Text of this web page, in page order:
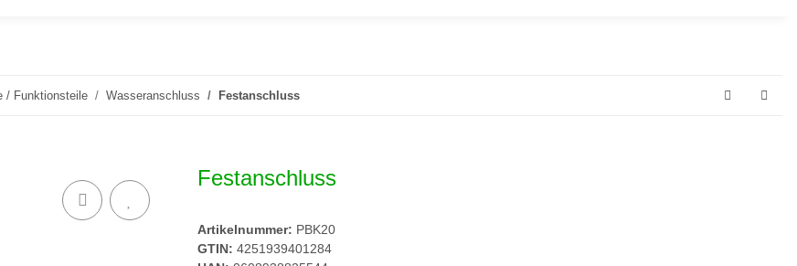
/ Funktionsteile Wasseranschluss Festanschluss
Festanschluss
Artikelnummer: PBK20
GTIN: 4251939401284